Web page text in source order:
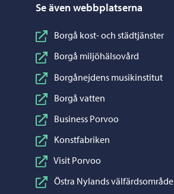
Se även webbplatserna
Borgå kost- och städtjänster
Borgå miljöhälsovård
Borgånejdens musikinstitut
Borgå vatten
Business Porvoo
Konstfabriken
Visit Porvoo
Östra Nylands välfärdsområde